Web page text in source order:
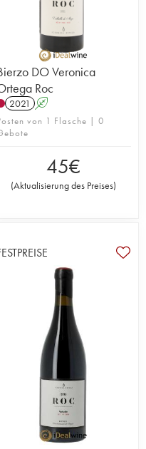
DO Veronica
Roc
2021 A
von 1 Flasche | 0
45€
(Aktualisierung des Preises)